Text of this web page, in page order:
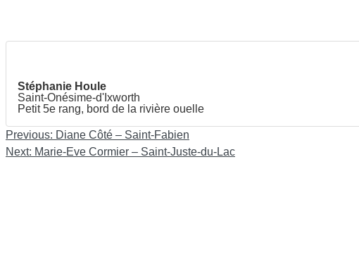
Stéphanie Houle
Saint-Onésime-d'Ixworth
Petit 5e rang, bord de la rivière ouelle
Navigation
de
Previous: Diane Côté – Saint-Fabien
Next: Marie-Eve Cormier – Saint-Juste-du-Lac